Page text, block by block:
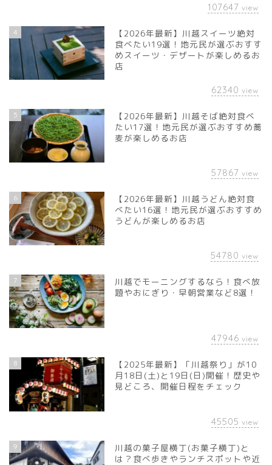
107647 view
4
【2026年最新】川越スイーツ絶対
食べたい19選！地元民が選ぶおすす
めスイーツ・デザートが楽しめるお
店
62340 view
5
【2026年最新】川越そば絶対食べ
たい17選！地元民が選ぶおすすめ蕎
麦が楽しめるお店
57867 view
6
【2026年最新】川越うどん絶対食
べたい16選！地元民が選ぶおすすめ
うどんが楽しめるお店
54780 view
7
川越でモーニングするなら！食べ放
題やおにぎり・早朝営業など8選！
47946 view
8
【2025年最新】「川越祭り」が10
月18日(土)と19日(日)開催！歴史や
見どころ、開催日程をチェック
45505 view
9
川越の菓子屋横丁(お菓子横丁)と
は？食べ歩きやランチスポットや近